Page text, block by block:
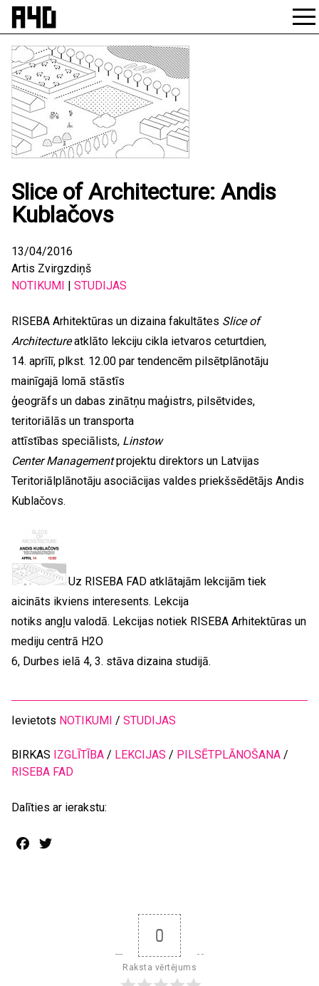
Skip
Slice of Architecture: Andis
Kublačovs
13/04/2016
Artis Zvirgzdiņš
NOTIKUMI | STUDIJAS
RISEBA Arhitektūras un dizaina fakultātes Slice of
Architectureatklāto lekciju cikla ietvaros ceturtdien,
14. aprīlī, plkst. 12.00 par tendencēm pilsētplānotāju
mainīgajā lomā stāstīs
ģeogrāfs un dabas zinātņu maģistrs, pilsētvides,
teritoriālās un transporta
attīstības speciālists, Linstow
Center Managementprojektu direktors un Latvijas
Teritoriālplānotāju asociācijas valdes priekšsēdētājs Andis
Kublačovs.
Uz RISEBA FAD atklātajām lekcijām tiek
aicināts ikviens interesents. Lekcija
notiks angļu valodā. Lekcijas notiek RISEBA Arhitektūras un
mediju centrā H2O
6, Durbes ielā 4, 3. stāva dizaina studijā.
Ievietots NOTIKUMI / STUDIJAS
BIRKAS IZGLĪTĪBA / LEKCIJAS / PILSĒTPLĀNOŠANA /
RISEBA FAD
Dalīties ar ierakstu:
Facebook
0
Raksta vērtējums